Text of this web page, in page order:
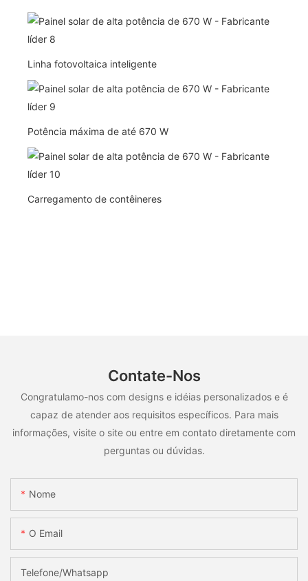
Linha fotovoltaica inteligente
Potência máxima de até 670 W
Carregamento de contêineres
Contate-Nos
Congratulamo-nos com designs e idéias personalizados e é
capaz de atender aos requisitos específicos. Para mais
informações, visite o site ou entre em contato diretamente com
perguntas ou dúvidas.
Nome
O Email
Telefone/whatsapp